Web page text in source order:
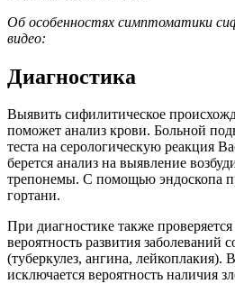
Об особенностях симптоматики
видео:
Диагностика
Выявить сифилитическое
поможет анализ крови. Больной
теста на серологическую реакция
берется анализ на выявление
трепонемы. С помощью эндоскопа
гортани.
При диагностике также
вероятность развития
(туберкулез, ангина, лейкоплакия).
исключается вероятность наличия